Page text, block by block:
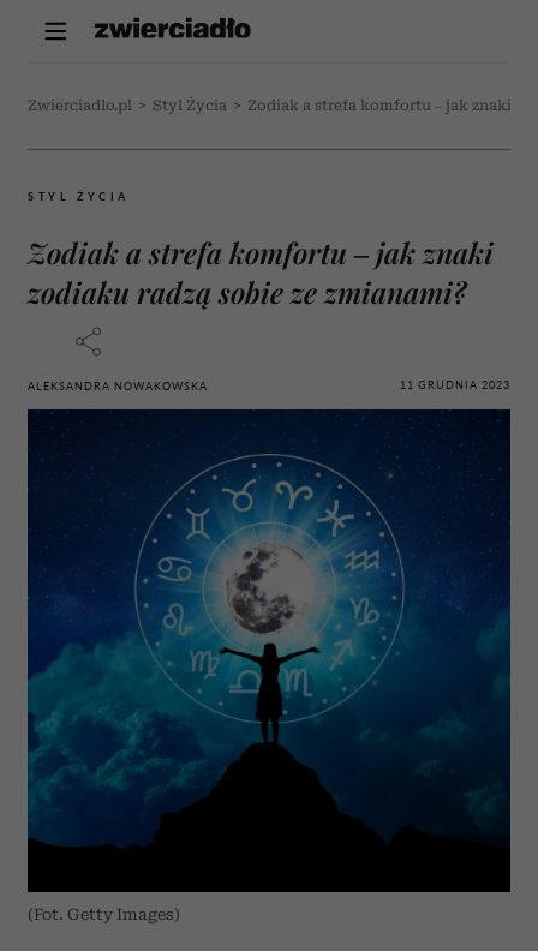
Zwierciadlo.pl > Styl Życia > Zodiak a strefa komfortu – jak znaki
STYL ŻYCIA
Zodiak a strefa komfortu – jak znaki
zodiaku radzą sobie ze zmianami?
ALEKSANDRA NOWAKOWSKA 11 GRUDNIA 2023
(Fot. Getty Images)